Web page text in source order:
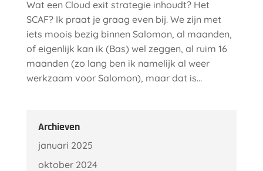
Wat een Cloud exit strategie inhoudt? Het
SCAF? Ik praat je graag even bij. We zijn met
iets moois bezig binnen Salomon, al maanden,
of eigenlijk kan ik (Bas) wel zeggen, al ruim 16
maanden (zo lang ben ik namelijk al weer
werkzaam voor Salomon), maar dat is...
Archieven
januari 2025
oktober 2024